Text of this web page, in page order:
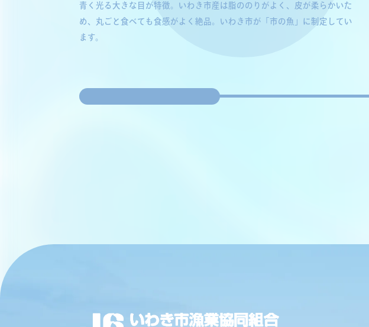
青く光る大きな目が特徴。いわき市産は脂ののりがよく、皮が柔らかいた
め、丸ごと食べても食感がよく絶品。いわき市が「市の魚」に制定してい
ます。